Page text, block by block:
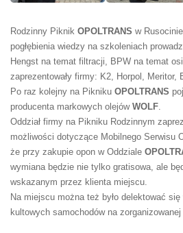
Rodzinny Piknik OPOLTRANS w
pogłębienia wiedzy na szkoleniach
Hengst na temat filtracji, BPW na temat
zaprezentowały firmy: K2, Horpol, Meritor,
Po raz kolejny na Pikniku OPOLTRANS
producenta markowych olejów WOLF
Oddział firmy na Pikniku Rodzinnym
możliwości dotyczące Mobilnego Serwisu
że przy zakupie opon w Oddziale
wymiana będzie nie tylko gratisowa, ale
wskazanym przez klienta miejscu.
Na miejscu można też było delektować
kultowych samochodów na zorganizowanej